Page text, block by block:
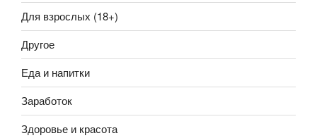
Для взрослых (18+)
Другое
Еда и напитки
Заработок
Здоровье и красота